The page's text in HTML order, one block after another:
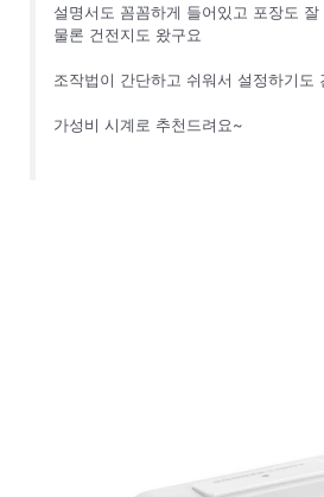
설명서도 꼼꼼하게 들어있고 포장도 잘
물론 건전지도 왔구요
조작법이 간단하고 쉬워서 설정하기도
가성비 시계로 추천드려요~